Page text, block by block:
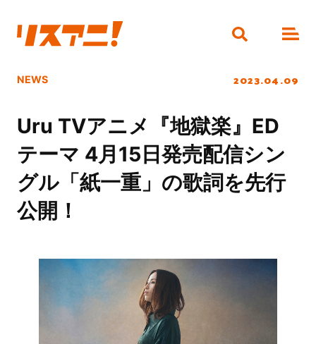
NEWS 2023.04.09
Uru TVアニメ『地獄楽』ED
テーマ 4月15日発売配信シン
グル「紙一重」の歌詞を先行
公開！